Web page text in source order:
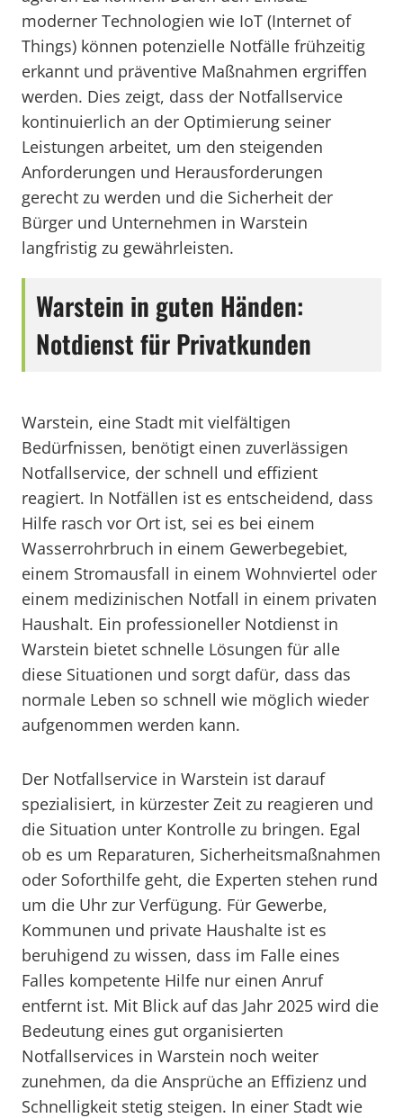
moderner Technologien wie IoT (Internet of
Things) können potenzielle Notfälle frühzeitig
erkannt und präventive Maßnahmen ergriffen
werden. Dies zeigt, dass der Notfallservice
kontinuierlich an der Optimierung seiner
Leistungen arbeitet, um den steigenden
Anforderungen und Herausforderungen
gerecht zu werden und die Sicherheit der
Bürger und Unternehmen in Warstein
langfristig zu gewährleisten.
Warstein in guten Händen:
Notdienst für Privatkunden
Warstein, eine Stadt mit vielfältigen
Bedürfnissen, benötigt einen zuverlässigen
Notfallservice, der schnell und effizient
reagiert. In Notfällen ist es entscheidend, dass
Hilfe rasch vor Ort ist, sei es bei einem
Wasserrohrbruch in einem Gewerbegebiet,
einem Stromausfall in einem Wohnviertel oder
einem medizinischen Notfall in einem privaten
Haushalt. Ein professioneller Notdienst in
Warstein bietet schnelle Lösungen für alle
diese Situationen und sorgt dafür, dass das
normale Leben so schnell wie möglich wieder
aufgenommen werden kann.
Der Notfallservice in Warstein ist darauf
spezialisiert, in kürzester Zeit zu reagieren und
die Situation unter Kontrolle zu bringen. Egal
ob es um Reparaturen, Sicherheitsmaßnahmen
oder Soforthilfe geht, die Experten stehen rund
um die Uhr zur Verfügung. Für Gewerbe,
Kommunen und private Haushalte ist es
beruhigend zu wissen, dass im Falle eines
Falles kompetente Hilfe nur einen Anruf
entfernt ist. Mit Blick auf das Jahr 2025 wird die
Bedeutung eines gut organisierten
Notfallservices in Warstein noch weiter
zunehmen, da die Ansprüche an Effizienz und
Schnelligkeit stetig steigen. In einer Stadt wie